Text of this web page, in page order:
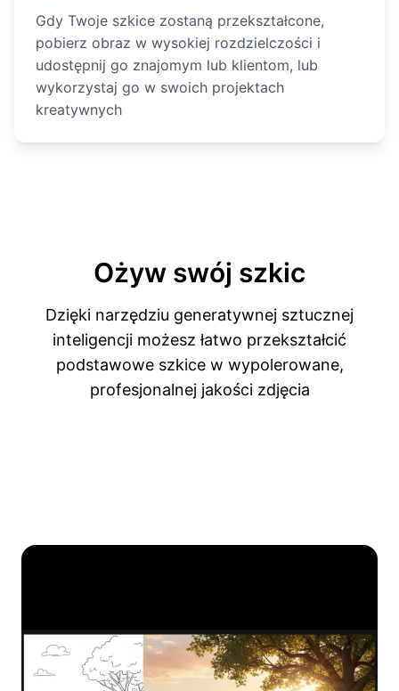
Gdy Twoje szkice zostaną przekształcone,
pobierz obraz w wysokiej rozdzielczości i
udostępnij go znajomym lub klientom, lub
wykorzystaj go w swoich projektach
kreatywnych
Ożyw swój szkic
Dzięki narzędziu generatywnej sztucznej
inteligencji możesz łatwo przekształcić
podstawowe szkice w wypolerowane,
profesjonalnej jakości zdjęcia